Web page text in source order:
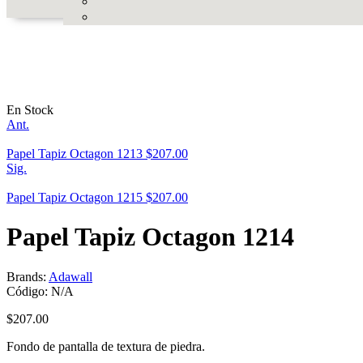
En Stock
Ant.
Papel Tapiz Octagon 1213 $207.00
Sig.
Papel Tapiz Octagon 1215 $207.00
Papel Tapiz Octagon 1214
Brands: Adawall
Código: N/A
$207.00
Fondo de pantalla de textura de piedra.